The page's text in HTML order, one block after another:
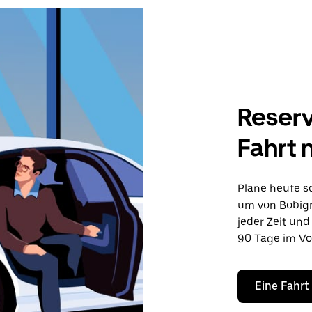
Fahrt
Plane heute
um von
jeder Zeit
90 Tage im
Eine